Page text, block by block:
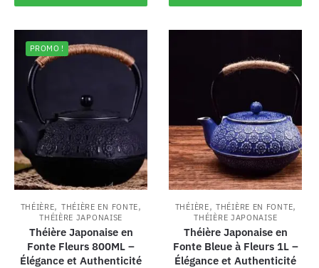
PROMO !
THÉIÈRE, THÉIÈRE EN FONTE,
THÉIÈRE JAPONAISE
Théière Japonaise en
Fonte Fleurs 800ML –
Élégance et Authenticité
THÉIÈRE,THÉIÈRE EN FONTE,
THÉIÈRE JAPONAISE
Théière Japonaise en
Fonte Bleue à Fleurs 1L –
Élégance et Authenticité